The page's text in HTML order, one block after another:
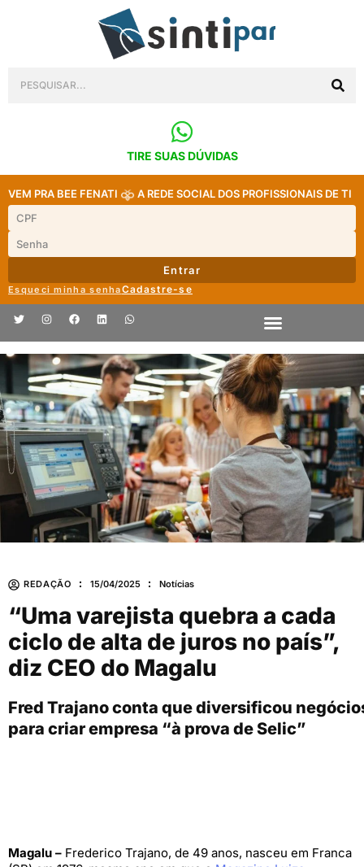
TIRE SUAS DÚVIDAS
VEM PRA BEE FENATI A REDE SOCIAL DOS PROFISSIONAIS DE TI
Entrar
Esqueci minha senhaCadastre-se
REDAÇÃO 15/04/2025 Notícias
“Uma varejista quebra a cada
ciclo de alta de juros no país”,
diz CEO do Magalu
Fred Trajano conta que diversificou
para criar empresa “à prova de Selic”
Magalu – Frederico Trajano, de 49 anos, nasceu em Franca